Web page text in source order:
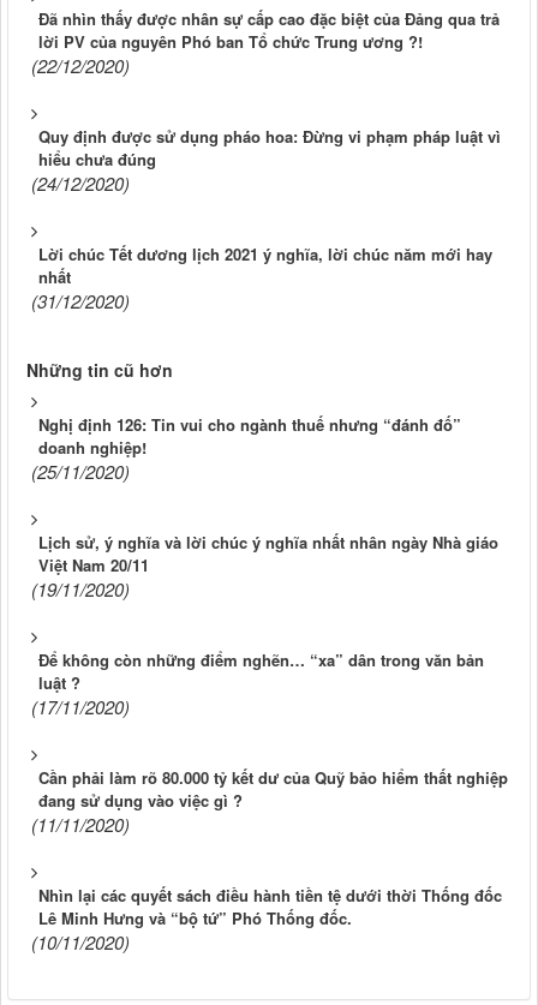
Đã nhìn thấy được nhân sự cấp cao đặc biệt của Đảng qua trả
lời PV của nguyên Phó ban Tổ chức Trung ương ?!
(22/12/2020)
Quy định được sử dụng pháo hoa: Đừng vi phạm pháp luật vì
hiểu chưa đúng
(24/12/2020)
Lời chúc Tết dương lịch 2021 ý nghĩa, lời chúc năm mới hay
nhất
(31/12/2020)
Những tin cũ hơn
Nghị định 126: Tin vui cho ngành thuế nhưng “đánh đố”
doanh nghiệp!
(25/11/2020)
Lịch sử, ý nghĩa và lời chúc ý nghĩa nhất nhân ngày Nhà giáo
Việt Nam 20/11
(19/11/2020)
Để không còn những điểm nghẽn… “xa” dân trong văn bản
luật ?
(17/11/2020)
Cần phải làm rõ 80.000 tỷ kết dư của Quỹ bảo hiểm thất nghiệp
đang sử dụng vào việc gì ?
(11/11/2020)
Nhìn lại các quyết sách điều hành tiền tệ dưới thời Thống đốc
Lê Minh Hưng và “bộ tứ” Phó Thống đốc.
(10/11/2020)